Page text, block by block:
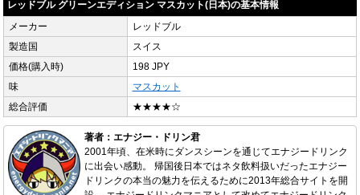
レッドブル グリーンエディション マスカット(日本)の基本情報
メーカー
レッドブル
製造国
スイス
価格(購入時)
198 JPY
味
マスカット
総合評価
★★★★☆
著者：エナジー・ドリン君
2001年頃、在米時にダンスシーンを通じてエナジードリンク
に出会い感動。 帰国後日本ではネタ飲料扱いだったエナジー
ドリンクの本当の魅力を伝えるために2013年総合サイトを開